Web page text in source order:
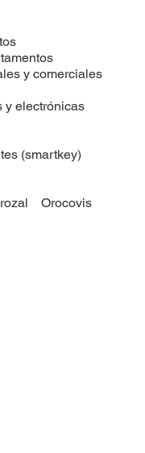
y comerciales
y electrónicas
(smartkey)
Orocovis